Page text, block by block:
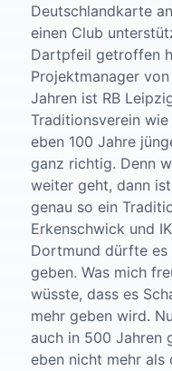
Deutschlandkarte
einen Club
Dartpfeil getroffen
Projektmanager
Jahren ist RB
Traditionsverein
eben 100 Jahre
ganz richtig. Denn
weiter geht, dann
genau so ein
Erkenschwick und
Dortmund dürfte es
geben. Was mich
wüsste, dass es
mehr geben wird.
auch in 500 Jahren
eben nicht mehr als